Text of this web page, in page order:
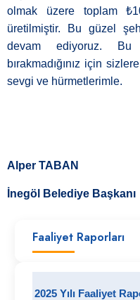
Faaliyet Raporları
2025 Yılı Faaliyet
olmak üzere toplam
üretilmiştir. Bu güzel
devam ediyoruz. Bu
bırakmadığınız için
sevgi ve hürmetlerimle.
Alper TABAN
İnegöl Belediye Başkanı